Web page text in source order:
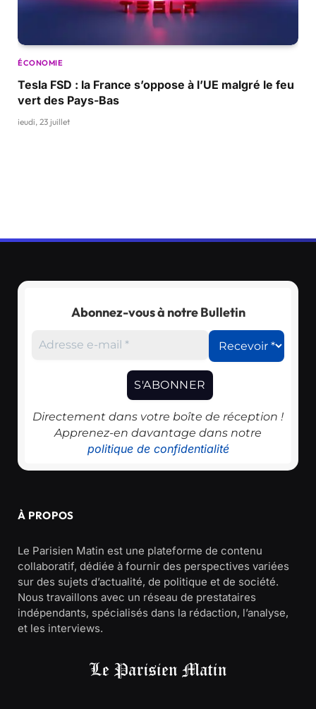
ÉCONOMIE
Tesla FSD : la France s’oppose à l’UE malgré le feu
vert des Pays-Bas
jeudi, 23 juillet
Abonnez-vous à notre Bulletin
Directement dans votre boîte de réception !
Apprenez-en davantage dans notre
politique de confidentialité
À PROPOS
Le Parisien Matin est une plateforme de contenu
collaboratif, dédiée à fournir des perspectives variées
sur des sujets d’actualité, de politique et de société.
Nous travaillons avec un réseau de prestataires
indépendants, spécialisés dans la rédaction, l’analyse,
et les interviews.